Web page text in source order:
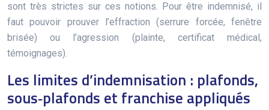
sont très strictes sur ces notions. Pour être indemnisé, il
faut pouvoir prouver l’effraction (serrure forcée, fenêtre
brisée) ou l’agression (plainte, certificat médical,
témoignages).
Les limites d’indemnisation : plafonds,
sous‑plafonds et franchise appliqués